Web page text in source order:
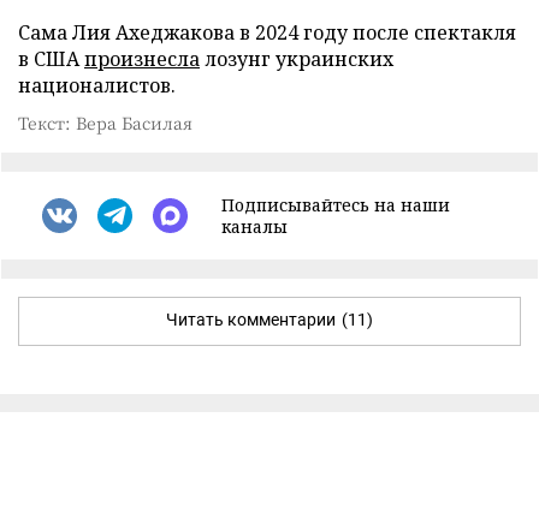
Сама Лия Ахеджакова в 2024 году после спектакля
в СШАпроизнеслалозунг украинских
националистов.
Текст: Вера Басилая
Подписывайтесь на наши
каналы
Читать комментарии (11)